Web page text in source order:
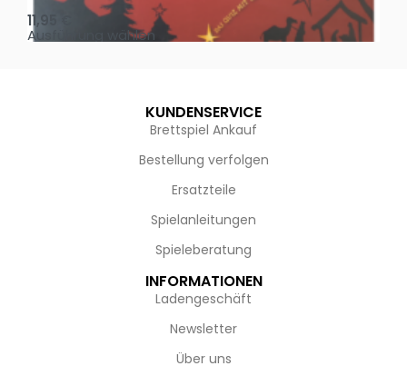
11,95
Ausführung wählen
KUNDENSERVICE
Brettspiel Ankauf
Bestellung verfolgen
Ersatzteile
Spielanleitungen
Spieleberatung
INFORMATIONEN
Ladengeschäft
Newsletter
Über uns